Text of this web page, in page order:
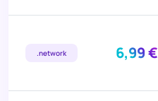
.network 6,99 €